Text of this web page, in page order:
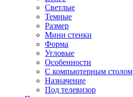
Светлые
Темные
Размер
Мини стенки
Форма
Угловые
Особенности
С компьютерным столом
Назначение
Под телевизор